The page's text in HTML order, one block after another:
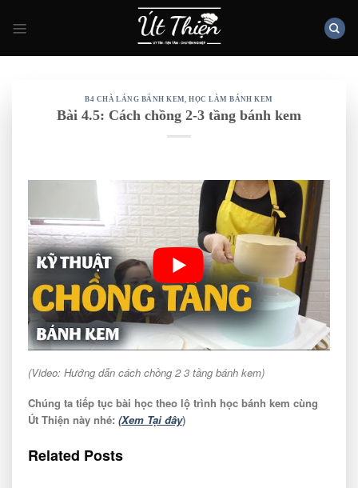
B4 CHÀ LÁNG BÁNH KEM ,HỌC LÀM BÁNH KEM
Bài 4.5: Cách chồng 2-3 tầng bánh kem
(Video: Hướng dẫn cách chồng 2 3 tầng bánh kem)
Chúng ta tiếp tục bài học theo lộ trình học bánh kem cùng
Út Thiện này nhé: (Xem Tại đây)
Related Posts